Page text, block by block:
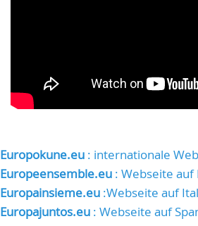
Europokune.eu : internationale
Europeensemble.eu : Webseite auf
Europainsieme.eu :Webseite auf
Europajuntos.eu : Webseite auf